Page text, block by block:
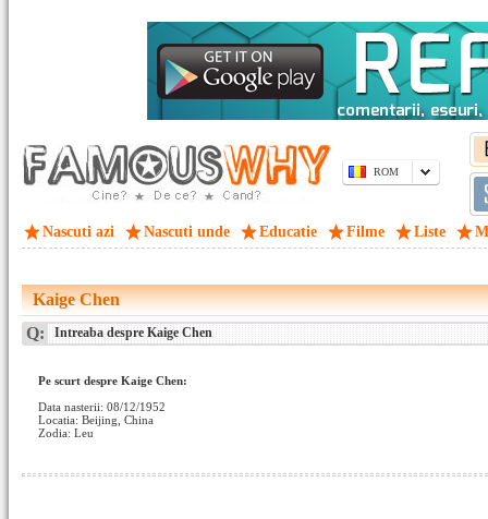
ROM
Nascuti azi Nascuti unde Educatie Filme Liste
Kaige Chen
Q: Intreaba despre Kaige Chen
Pe scurt despre Kaige Chen:
Data nasterii: 08/12/1952
Locatia: Beijing, China
Zodia: Leu